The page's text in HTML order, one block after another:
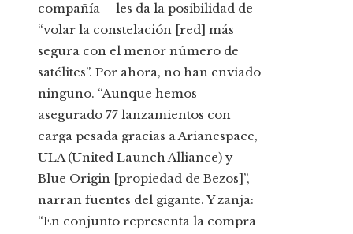
compañía— les da la posibilidad de
“volar la constelación [red] más
segura con el menor número de
satélites”. Por ahora, no han enviado
ninguno. “Aunque hemos
asegurado 77 lanzamientos con
carga pesada gracias a Arianespace,
ULA (United Launch Alliance) y
Blue Origin [propiedad de Bezos]”,
narran fuentes del gigante. Y zanja:
“En conjunto representa la compra